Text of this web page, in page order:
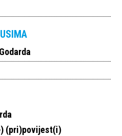
(pri)povijest(i)